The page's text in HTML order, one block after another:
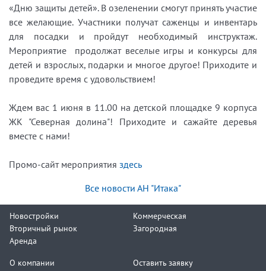
«Дню защиты детей». В озеленении смогут принять участие
все желающие. Участники получат саженцы и инвентарь
для посадки и пройдут необходимый инструктаж.
Мероприятие продолжат веселые игры и конкурсы для
детей и взрослых, подарки и многое другое! Приходите и
проведите время с удовольствием!
Ждем вас 1 июня в 11.00 на детской площадке 9 корпуса
ЖК "Северная долина"! Приходите и сажайте деревья
вместе с нами!
Промо-сайт мероприятия здесь
Все новости АН "Итака"
Новостройки
Вторичный рынок
Аренда
Коммерческая
Загородная
О компании
Оставить заявку